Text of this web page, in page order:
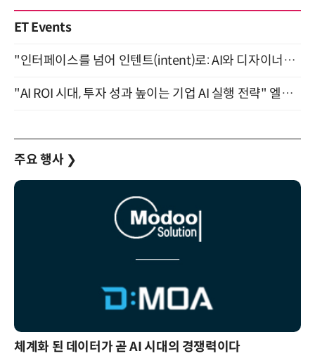
ET Events
"인터페이스를 넘어 인텐트(intent)로: AI와 디자이너가 함께 만드는 공존의 UX" 강남역 (9/2)
"AI ROI 시대, 투자 성과 높이는 기업 AI 실행 전략" 엘타워 6층 (9월 18일)
주요 행사 ❯
체계화 된 데이터가 곧 AI 시대의 경쟁력이다